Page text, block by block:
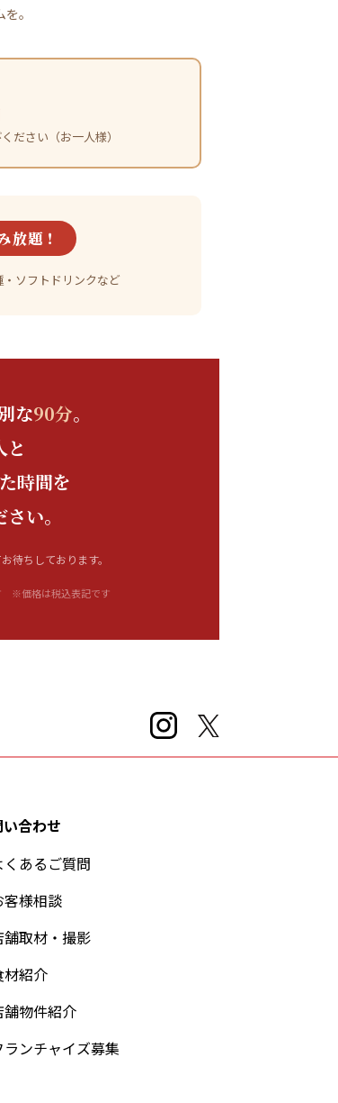
。
ださい（お一人様）
放題！
ソフトドリンクなど
な90分。
と
時間を
い。
待ちしております。
※価格は税込表記です
合わせ
くあるご質問
客様相談
舗取材・撮影
材紹介
舗物件紹介
ランチャイズ募集